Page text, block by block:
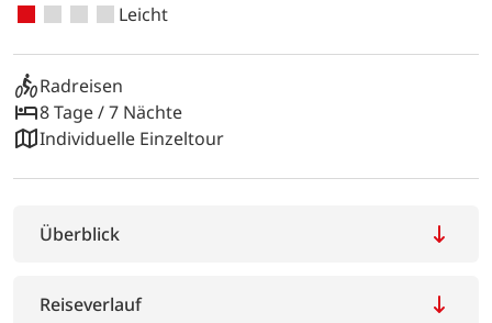
Leicht
Radreisen
8 Tage / 7 Nächte
Individuelle Einzeltour
Überblick
Reiseverlauf